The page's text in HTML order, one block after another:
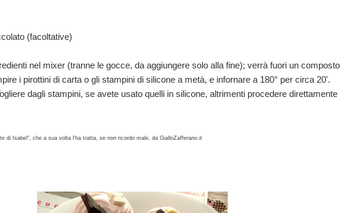
(facoltative)
nel mixer (tranne le gocce, da aggiungere solo alla fine); verrà fuori un composto
i pirottini di carta o gli stampini di silicone a metà, e infornare a 180° per circa 20'.
dagli stampini, se avete usato quelli in silicone, altrimenti procedere direttamente
di Isabel", che a sua volta l'ha tratta, se non ricordo male, da GialloZafferano.it